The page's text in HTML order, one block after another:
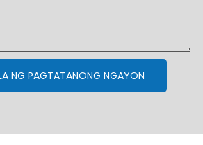
NG PAGTATANONG NGAYON